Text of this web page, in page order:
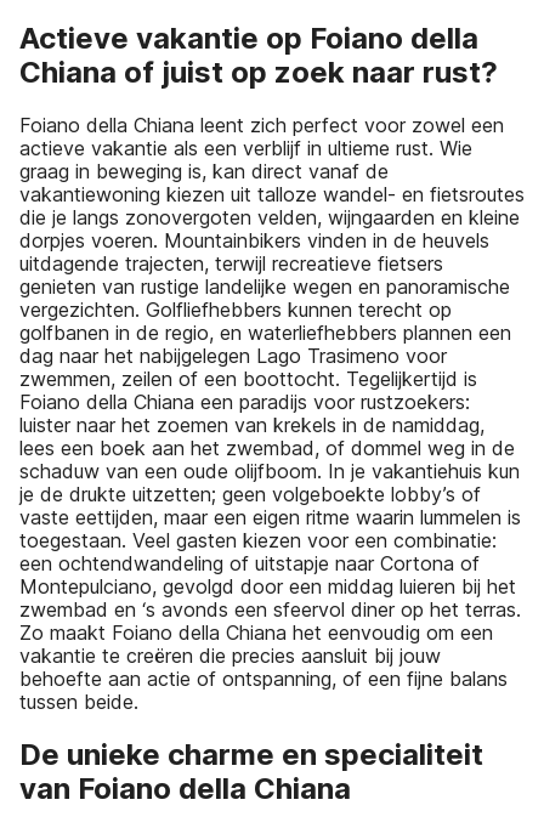
Actieve vakantie op Foiano della
Chiana of juist op zoek naar rust?
Foiano della Chiana leent zich perfect voor zowel een
actieve vakantie als een verblijf in ultieme rust. Wie
graag in beweging is, kan direct vanaf de
vakantiewoning kiezen uit talloze wandel- en fietsroutes
die je langs zonovergoten velden, wijngaarden en kleine
dorpjes voeren. Mountainbikers vinden in de heuvels
uitdagende trajecten, terwijl recreatieve fietsers
genieten van rustige landelijke wegen en panoramische
vergezichten. Golfliefhebbers kunnen terecht op
golfbanen in de regio, en waterliefhebbers plannen een
dag naar het nabijgelegen Lago Trasimeno voor
zwemmen, zeilen of een boottocht. Tegelijkertijd is
Foiano della Chiana een paradijs voor rustzoekers:
luister naar het zoemen van krekels in de namiddag,
lees een boek aan het zwembad, of dommel weg in de
schaduw van een oude olijfboom. In je vakantiehuis kun
je de drukte uitzetten; geen volgeboekte lobby’s of
vaste eettijden, maar een eigen ritme waarin lummelen is
toegestaan. Veel gasten kiezen voor een combinatie:
een ochtendwandeling of uitstapje naar Cortona of
Montepulciano, gevolgd door een middag luieren bij het
zwembad en ‘s avonds een sfeervol diner op het terras.
Zo maakt Foiano della Chiana het eenvoudig om een
vakantie te creëren die precies aansluit bij jouw
behoefte aan actie of ontspanning, of een fijne balans
tussen beide.
De unieke charme en specialiteit
van Foiano della Chiana